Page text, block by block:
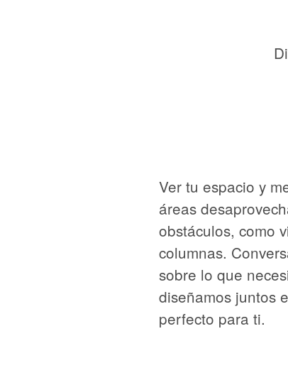
Ver tu espacio y
áreas
obstáculos, como
columnas.
sobre lo que
diseñamos juntos
perfecto para ti.